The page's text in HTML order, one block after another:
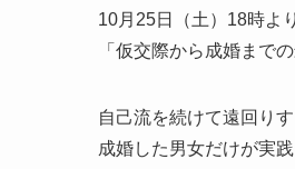
10月25日（土）18時よ
「仮交際から成婚まで
自己流を続けて遠回り
成婚した男女だけが実践